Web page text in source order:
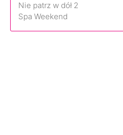
Nie patrz w dół 2
Spa Weekend